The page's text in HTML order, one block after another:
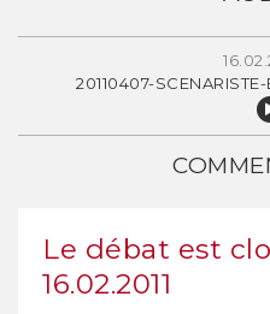
20110407-
Le débat est
16.02.2011